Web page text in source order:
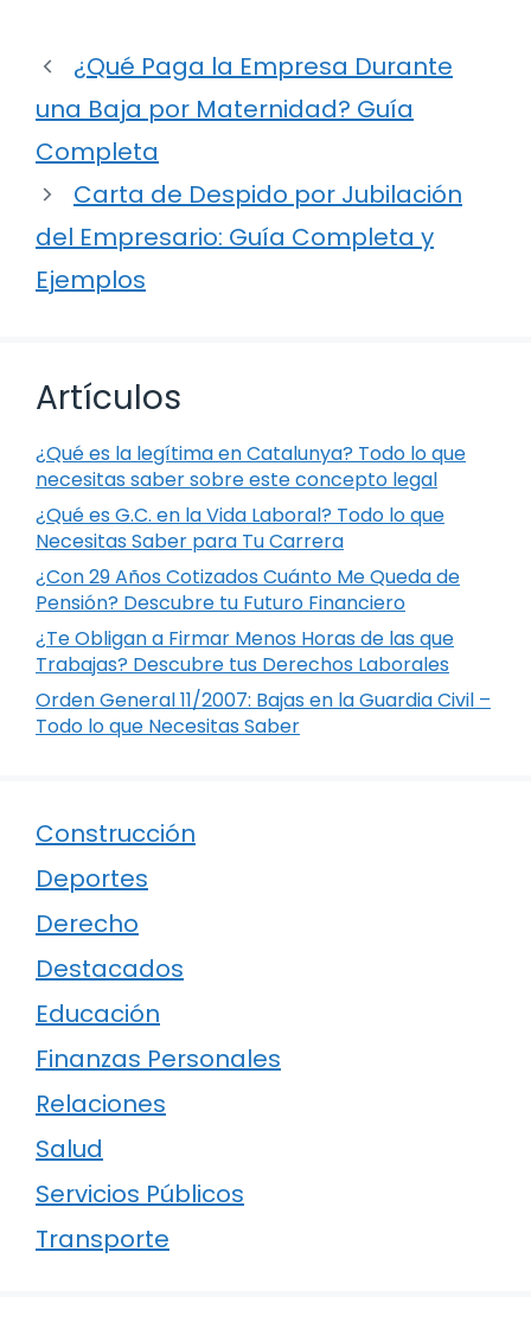
¿Qué Paga la Empresa Durante
una Baja por Maternidad? Guía
Completa
Carta de Despido por Jubilación
del Empresario: Guía Completa y
Ejemplos
Artículos
¿Qué es la legítima en Catalunya? Todo lo que
necesitas saber sobre este concepto legal
¿Qué es G.C. en la Vida Laboral? Todo lo que
Necesitas Saber para Tu Carrera
¿Con 29 Años Cotizados Cuánto Me Queda de
Pensión? Descubre tu Futuro Financiero
¿Te Obligan a Firmar Menos Horas de las que
Trabajas? Descubre tus Derechos Laborales
Orden General 11/2007: Bajas en la Guardia Civil –
Todo lo que Necesitas Saber
Construcción
Deportes
Derecho
Destacados
Educación
Finanzas Personales
Relaciones
Salud
Servicios Públicos
Transporte